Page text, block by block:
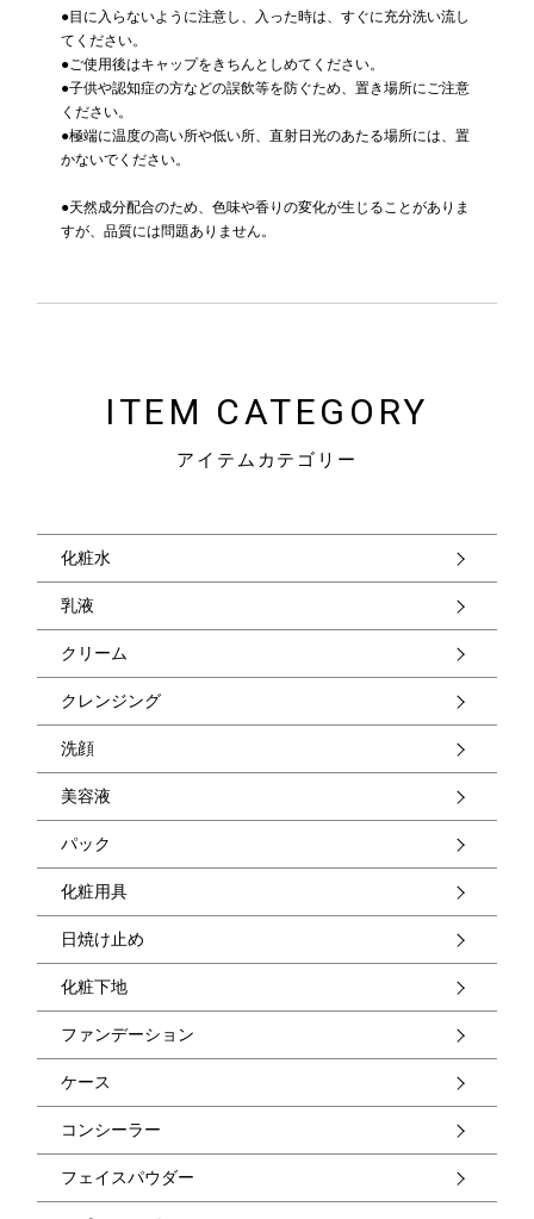
●目に入らないように注意し、入った時は、すぐに充分洗い流し
てください。
●ご使用後はキャップをきちんとしめてください。
●子供や認知症の方などの誤飲等を防ぐため、置き場所にご注意
ください。
●極端に温度の高い所や低い所、直射日光のあたる場所には、置
かないでください。
●天然成分配合のため、色味や香りの変化が生じることがありま
すが、品質には問題ありません。
ITEM CATEGORY
アイテムカテゴリー
化粧水
乳液
クリーム
クレンジング
洗顔
美容液
パック
化粧用具
日焼け止め
化粧下地
ファンデーション
ケース
コンシーラー
フェイスパウダー